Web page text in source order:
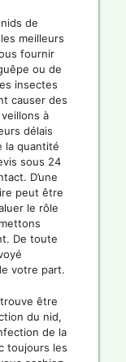
de
meilleurs
fournir
ou de
insectes
causer des
à
délais
la quantité
sous 24
D’une
peut être
le rôle
De toute
votre part.
être
du nid,
de la
toujours les